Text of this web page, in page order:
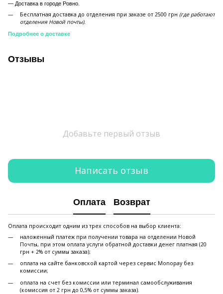
— Доставка в городе Ровно.
Бесплатная доставка до отделения при заказе от 2500 грн (где работают
отделения Новой почты).
Подробнее о доставке
Отзывы
Добавьте первый отзыв
Написать отзыв
Оплата Возврат
Оплата происходит одним из трех способов на выбор клиента:
наложенный платеж при получении товара на отделении Новой
Почты, при этом оплата услуги обратной доставки денег платная (20
грн + 2% от суммы заказа);
оплата на сайте банковской картой через сервис Monopay без
комиссии;
оплата на счет без комиссии или терминал самообслуживания
(комиссия от 2 грн до 0,5% от суммы заказа).